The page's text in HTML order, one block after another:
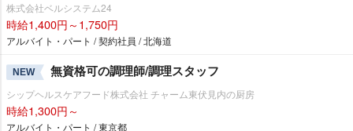
株式会社ベルシステム24
時給1,400円～1,750円
アルバイト・パート / 契約社員 / 北海道
NEW 無資格可の調理師/調理スタッフ
シップヘルスケアフード株式会社 チャーム東伏見内の厨房
時給1,300円～
アルバイト・パート / 東京都